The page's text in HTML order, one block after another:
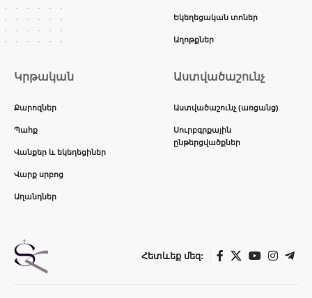
Եկեղեցական տոներ
Աղոթքներ
Կրթական
Քարոզներ
Պահք
Վանքեր և եկեղեցիներ
Վարք սրբոց
Աղանդներ
Աստվածաշունչ
Աստվածաշունչ (առցանց)
Սուրբգրքային
ընթերցվածքներ
Հետևեք մեզ: